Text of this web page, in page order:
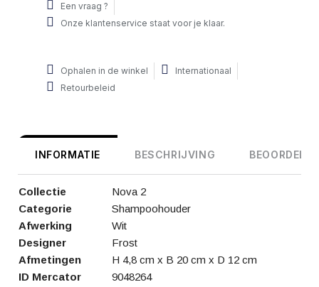
Een vraag ?
Onze klantenservice staat voor je klaar.
Ophalen in de winkel
Internationaal
Retourbeleid
INFORMATIE BESCHRIJVING
Collectie
Nova 2
Categorie
Shampoohouder
Afwerking
Wit
Designer
Frost
Afmetingen
H 4,8 cm x B 20 cm x D 12 cm
ID Mercator
9048264